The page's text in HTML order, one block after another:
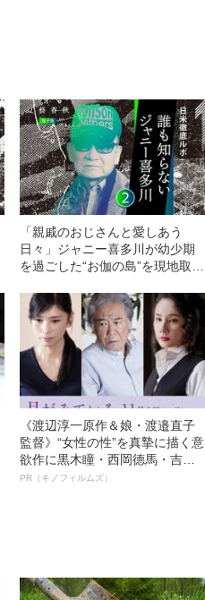
「親戚のおじさんと愛しあう
日々」ジャニー喜多川が幼少期
を過ごした“お伽の島”を現地取材
《渡辺淳一原作＆娘・渡邉直子
監督》“女性の性”を真摯に描く意
欲作に黒木瞳・西岡德馬・吉田
羊が出演決定！《映画『月がみ
PR（キノフィルムズ）